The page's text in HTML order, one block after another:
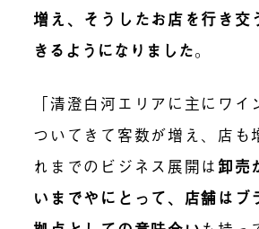
増え、そうしたお店を行き交
きるようになりました。
「清澄白河エリアに主にワ
ついてきて客数が増え、店も
れまでのビジネス展開は 卸売
いまでやにとって、店舗はブ